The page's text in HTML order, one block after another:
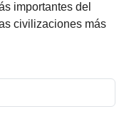
importantes del
civilizaciones más